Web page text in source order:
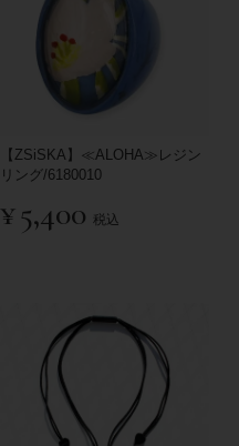
【ZSiSKA】≪ALOHA≫レジン
リング/6180010
¥5,400 税込